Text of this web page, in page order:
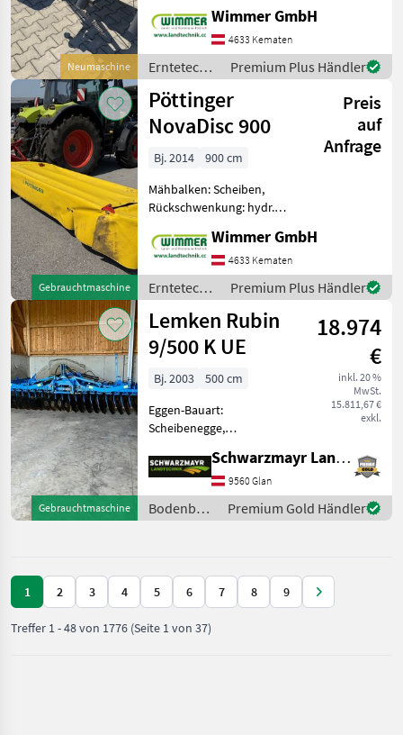
Neumaschine
Mähwerks: Heckmähwerke,
Hochstellung Das CLAAS
DISCO 32 ist ein robustes
und leistungsstarkes
Heckmäh
Wimmer GmbH
4633 Kematen
Erntetechnik
Grünland /
Claas
Premium Plus Händler
Gebrauchtmaschine
Pöttinger
NovaDisc 900
Preis
auf
Anfrage
Bj. 2014
900 cm
Mähbalken: Scheiben,
Rückschwenkung: hydr.
Mähwerks: Heckmähwerke,
Beleuchtung, Hochstellung,
Entlastungsfedern Die
gebrauchte PÖTTINGER
NOVA DISC
Wimmer GmbH
4633 Kematen
Erntetechnik
Grünland /
Pöttinger
Premium Plus Händler
Gebrauchtmaschine
Lemken Rubin
9/500 K UE
18.974
€
inkl. 20 %
MwSt.
15.811,67 €
exkl.
Bj. 2003
500 cm
Eggen-Bauart:
Scheibenegge,
67295 Kurzscheibenegge -
mit 3-Punktanbau Kat. 3 L3
- mit 5m Arbeitsbreite - mit
hydraulischer Klappung -
Schwarzmayr Landtechnik GmbH - Glan
9560 Glan
Bodenbearbeitung
/ Lemken
Premium Gold Händler
1 2 3 4 5 6 7 8 9
Treffer 1-48von 1776 (Seite 1 von 37)